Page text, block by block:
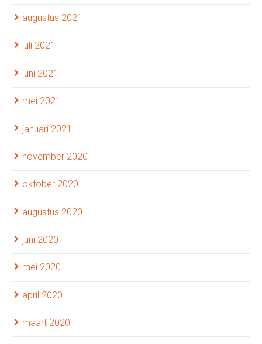
augustus 2021
juli 2021
juni 2021
mei 2021
januari 2021
november 2020
oktober 2020
augustus 2020
juni 2020
mei 2020
april 2020
maart 2020